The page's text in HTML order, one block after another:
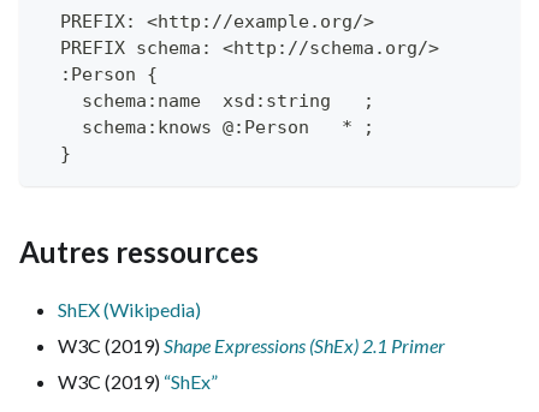
  PREFIX: <http://example.org/>
  PREFIX schema: <http://schema.org/>
  :Person {
    schema:name  xsd:string   ;
    schema:knows @:Person   * ;
  }
Autres ressources
ShEX (Wikipedia)
W3C (2019)Shape Expressions (ShEx) 2.1 Primer
W3C (2019) “ShEx”